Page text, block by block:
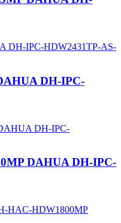
DH-IPC-
DAHUA DH-IPC-